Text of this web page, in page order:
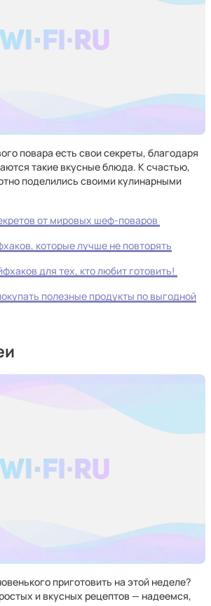
повара есть свои секреты, благодаря
такие вкусные блюда. К счастью,
поделились своими кулинарными
от мировых шеф-поваров
которые лучше не повторять
для тех, кто любит готовить!
полезные продукты по выгодной
приготовить на этой неделе?
и вкусных рецептов — надеемся,